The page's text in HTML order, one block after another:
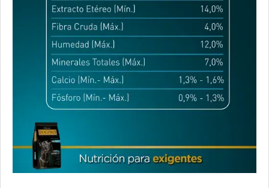
Nutribon XQ Control de Peso
Nutrique Healthy Weight Dog
Nutrique Large Young Adult Dog
Nutrique Medium Young Adult Dog
Nutrique Skin Sensitivity
Odwalla Perro Adulto
Old Prince Equilibrium Perro Adulto Control de peso Pollo y
Old Prince Equilibrium Perro Adulto Medianos y Grandes
Old Prince Premium Adultos
Old Prince Premium Adultos Cordero y Arroz